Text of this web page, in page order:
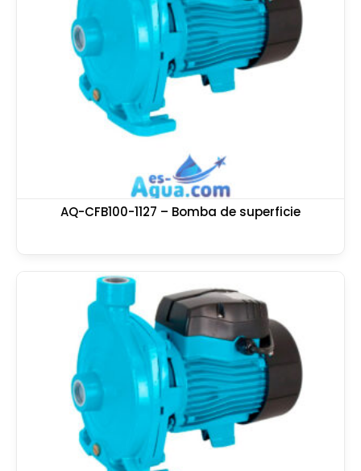
AQ-CFB100-1127 – Bomba de superficie